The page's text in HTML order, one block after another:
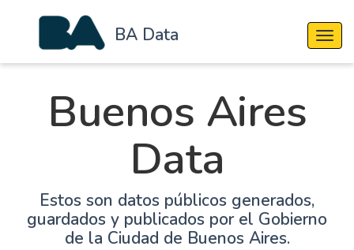
BA Data
Buenos Aires
Data
Estos son datos públicos generados,
guardados y publicados por el Gobierno
de la Ciudad de Buenos Aires.